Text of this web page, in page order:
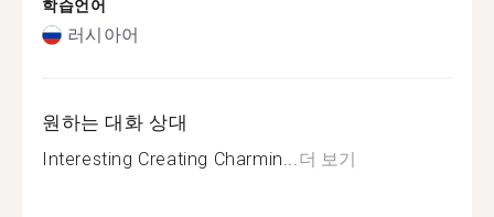
학습언어
러시아어
원하는 대화 상대
Interesting Creating Charmin...더 보기